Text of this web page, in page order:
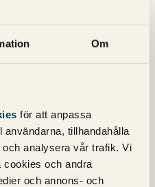
Om
för att anpassa
användarna, tillhandahålla
analysera vår trafik. Vi
cookies och andra
och annons- och
med sin balansakt?